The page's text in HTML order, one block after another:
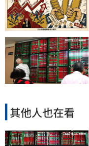
其他人也在看